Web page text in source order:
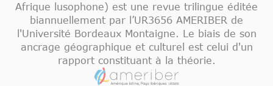
Afrique lusophone) est une revue trilingue éditée
biannuellement par l’UR3656 AMERIBER de
l'Université Bordeaux Montaigne. Le biais de son
ancrage géographique et culturel est celui d'un
rapport constituant à la théorie.